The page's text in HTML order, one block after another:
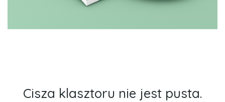
Cisza klasztoru nie jest pusta.